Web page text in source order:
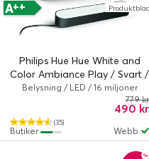
Philips Hue Hue White and
Color Ambiance Play / Svart /
1-pack
Belysning / LED / 16 miljoner
färger / Philips Hue White and
A++ Produktblad
(35)
490 kr
779 kr
Webb
Butiker